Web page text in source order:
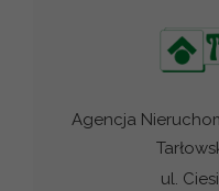
Agencja
ul.